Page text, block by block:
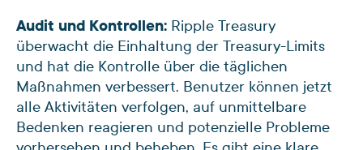
Audit und Kontrollen:Ripple Treasury
überwacht die Einhaltung der Treasury-Limits
und hat die Kontrolle über die täglichen
Maßnahmen verbessert. Benutzer können jetzt
alle Aktivitäten verfolgen, auf unmittelbare
Bedenken reagieren und potenzielle Probleme